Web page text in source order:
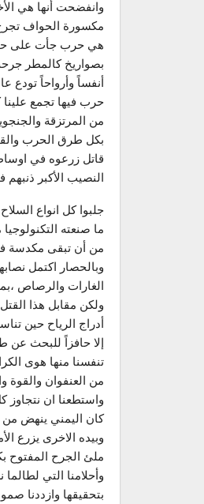
وانفضحت أنها هي
مكسورة الحواف
هي حرب جأت على حين
بصواريخ كالمطر
أنفساً وأرواحاً تودع
حرب فيها تجمع علينا
من المرتزقة
بكل طرق الحرب
قاتل زرعوه في
النصيب الأكبر
جلبوا كل انواع
ما صنعته
من أن تبقى مكدسة
وبالحصار اكتمل
الغارات والرصاص
ولكن مقابل هذا
أدراج الرياح حين
إلا حافزاً للبحث عن
تنفسنا منها هوى
من العنفوان والقوة
واستطعنا ان نتجاوز
كان اليمني ينهض من
وبيده الاخرى يزرع
ملئ الجرح المفتوح
وأحلامنا التي
بتحقيقها وازددنا